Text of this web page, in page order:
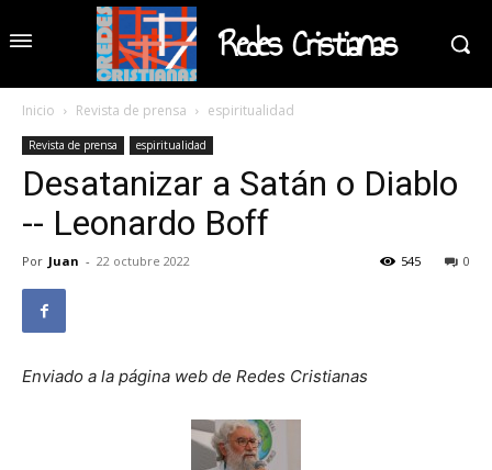
Redes Cristianas
Inicio Revista de prensa espiritualidad
Revista de prensa espiritualidad
Desatanizar a Satán o Diablo
-- Leonardo Boff
Por Juan - 22 octubre 2022 0
545
Enviado a la página web de Redes Cristianas